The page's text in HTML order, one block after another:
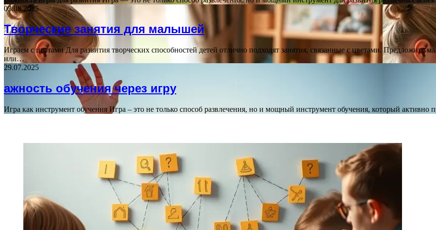
03.08.2025
Творческие занятия для малышей
Играем с цветами Для развития творческих способностей детей отлично подходят занятия, связанные с цветами. Предложите
или…
29.07.2025
ажность обучения через игру
Игра как инструмент обучения Игра – это не только способ развлечения, но и мощный инструмент обучения, который активно